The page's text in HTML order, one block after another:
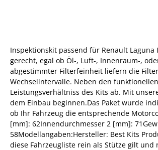
Inspektionskit passend für Renault Laguna
gerecht, egal ob Öl-, Luft-, Innenraum-,
abgestimmter Filterfeinheit liefern die
Wechselintervalle. Neben den
Leistungsverhältniss des Kits ab. Mit
dem Einbau beginnen.Das Paket wurde
ob Ihr Fahrzeug die entsprechende
[mm]: 62Innendurchmesser 2 [mm]:
58Modellangaben:Hersteller: Best Kits
diese Fahrzeugliste rein als Stütze gilt